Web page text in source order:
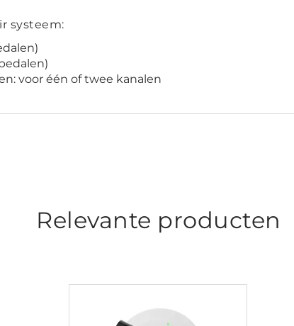
systeem:
voor één of twee kanalen
Relevante producten